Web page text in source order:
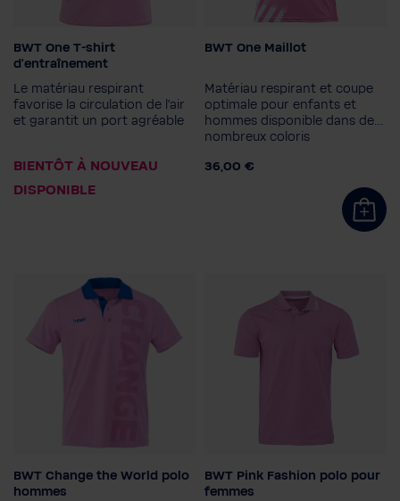
Couleur
BWT One T-shirt
d'entraînement
Le matériau respirant
favorise la circulation de l'air
et garantit un port agréable
BIENTÔT À NOUVEAU
DISPONIBLE
Couleur
Taille homme
BWT One Maillot
Matériau respirant et coupe
optimale pour enfants et
hommes disponible dans de
nombreux coloris
36,00 €
Couleur
BWT Change the World polo
hommes
Couleur
BWT Pink Fashion polo pour
femmes